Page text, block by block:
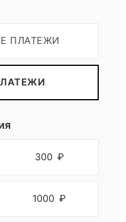
ПЛАТЕЖИ
300 ₽
1000 ₽